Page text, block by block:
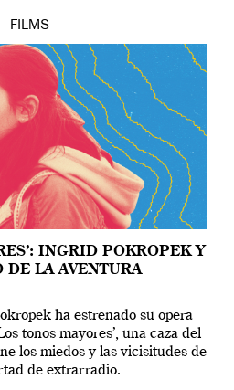
FILMS
INGRID POKROPEK Y
DE LA AVENTURA
ha estrenado su opera
tonos mayores’, una caza del
los miedos y las vicisitudes de
de extrarradio.